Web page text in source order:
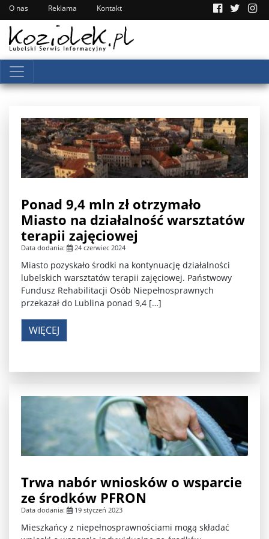
O nas Reklama Kontakt
Ponad 9,4 mln zł otrzymało
Miasto na działalność warsztatów
terapii zajęciowej
Data dodania: 24 czerwiec 2024
Miasto pozyskało środki na kontynuację działalności
lubelskich warsztatów terapii zajęciowej. Państwowy
Fundusz Rehabilitacji Osób Niepełnosprawnych
przekazał do Lublina ponad 9,4 […]
WIĘCEJ
Trwa nabór wniosków o wsparcie
ze środków PFRON
Data dodania: 19 styczeń 2023
Mieszkańcy z niepełnosprawnościami mogą składać